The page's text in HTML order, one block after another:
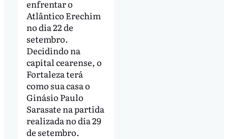
enfrentar o
Atlântico Erechim
no dia 22 de
setembro.
Decidindo na
capital cearense, o
Fortaleza terá
como sua casa o
Ginásio Paulo
Sarasate na partida
realizada no dia 29
de setembro.